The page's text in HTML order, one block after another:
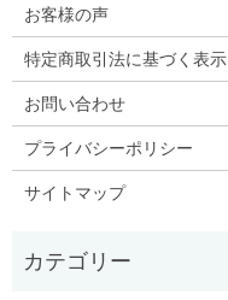
お客様の声
特定商取引法に基づく表示
お問い合わせ
プライバシーポリシー
サイトマップ